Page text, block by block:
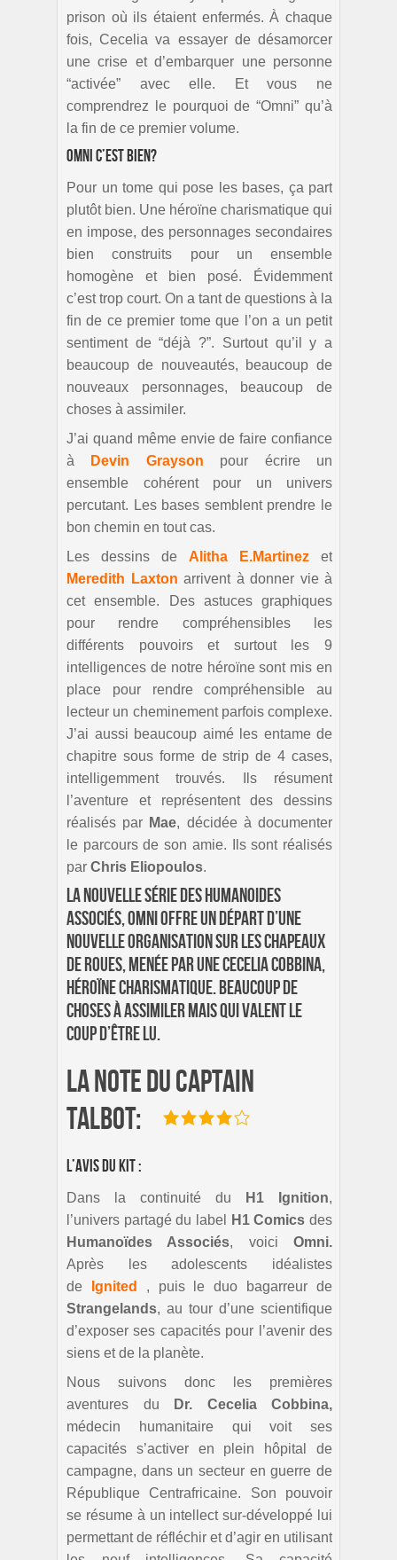
prison où ils étaient enfermés. À chaque
fois, Cecelia va essayer de désamorcer
une crise et d’embarquer une personne
“activée” avec elle. Et vous ne
comprendrez le pourquoi de “Omni” qu’à
la fin de ce premier volume.
Omni c’est bien?
Pour un tome qui pose les bases, ça part
plutôt bien. Une héroïne charismatique qui
en impose, des personnages secondaires
bien construits pour un ensemble
homogène et bien posé. Évidemment
c’est trop court. On a tant de questions à la
fin de ce premier tome que l’on a un petit
sentiment de “déjà ?”. Surtout qu’il y a
beaucoup de nouveautés, beaucoup de
nouveaux personnages, beaucoup de
choses à assimiler.
J’ai quand même envie de faire confiance
à
Devin Grayson pour écrire un
ensemble cohérent pour un univers
percutant. Les bases semblent prendre le
bon chemin en tout cas.
Les dessins de Alitha E.Martinez et
Meredith Laxton arrivent à donner vie à
cet ensemble. Des astuces graphiques
pour rendre compréhensibles les
différents pouvoirs et surtout les 9
intelligences de notre héroïne sont mis en
place pour rendre compréhensible au
lecteur un cheminement parfois complexe.
J’ai aussi beaucoup aimé les entame de
chapitre sous forme de strip de 4 cases,
intelligemment trouvés. Ils résument
l’aventure et représentent des dessins
réalisés par Mae, décidée à documenter
le parcours de son amie. Ils sont réalisés
par Chris Eliopoulos.
La nouvelle série des Humanoides
Associés, Omni offre un départ d’une
nouvelle organisation sur les chapeaux
de roues, menée par une Cecelia Cobbina,
héroïne charismatique. Beaucoup de
choses à assimiler mais qui valent le
coup d’être lu.
La note du Captain
Talbot:
L’avis du Kit :
Dans la continuité du H1 Ignition,
l’univers partagé du label
H1 Comics des
Humanoïdes Associés, voiciOmni.
Après les adolescents idéalistes
de
Ignited
, puis le duo bagarreur de
Strangelands, au tour d’une scientifique
d’exposer ses capacités pour l’avenir des
siens et de la planète.
Nous suivons donc les premières
aventures du
Dr. Cecelia Cobbina,
médecin humanitaire qui voit ses
capacités s’activer en plein hôpital de
campagne, dans un secteur en guerre de
République Centrafricaine. Son pouvoir
se résume à un intellect sur-développé lui
permettant de réfléchir et d’agir en utilisant